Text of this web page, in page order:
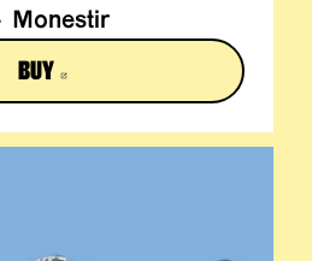
BUY ABRE EN NUEVA VENTANA